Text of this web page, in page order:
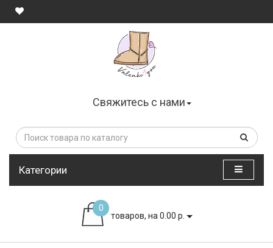
Свяжитесь с нами
Категории
0
товаров, на 0.00 р.